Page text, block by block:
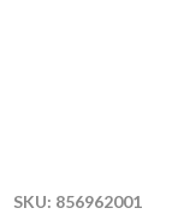
SKU: 856962001